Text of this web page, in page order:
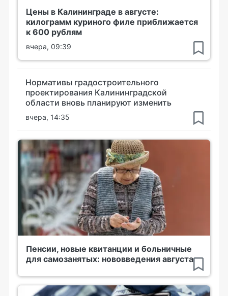
Цены в Калининграде в августе:
килограмм куриного филе приближается
к 600 рублям
вчера, 09:39
Нормативы градостроительного
проектирования Калининградской
области вновь планируют изменить
вчера, 14:35
Пенсии, новые квитанции и больничные
для самозанятых: нововведения августа